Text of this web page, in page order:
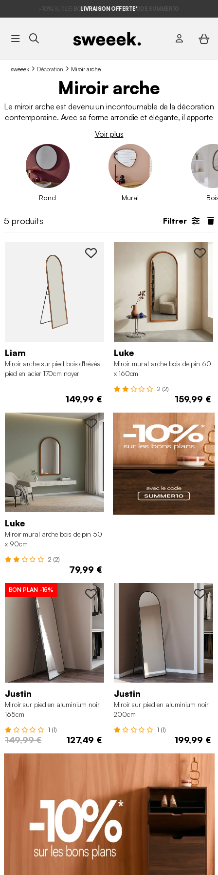
-10% BONS PLANS* AVEC LECODE SUMMER10
LIVRAISON OFFERTE*
sweeek Décoration Miroir arche
Miroir arche
Le miroir arche est devenu un incontournable de la décoration
contemporaine. Avec sa forme arrondie et élégante, il apporte
lumière pour créer une atmosphère plus spacieuse et
lumineuse. Qu’il soit posé au sol, accroché au mur ou intégré
dans un meuble, ce
s’adapte à tous les styles et toutes
les ambiances, du plus moderne au plus classique.
Voir plus
Rond Mural
5 produits Filtrer
Liam
Miroir arche sur pied bois d'hévéa
pied en acier 170cm noyer
149,99 €
Luke
Miroir mural arche bois de pin 60
x 160cm
2 (2)
159,99 €
Luke
Miroir mural arche bois de pin 50
x 90cm
2 (2)
79,99 €
BON PLAN -15%
Justin
Miroir sur pied en aluminium noir
165cm
1 (1)
149,99 € 127,49 €
Justin
Miroir sur pied en aluminium noir
200cm
1 (1)
199,99 €